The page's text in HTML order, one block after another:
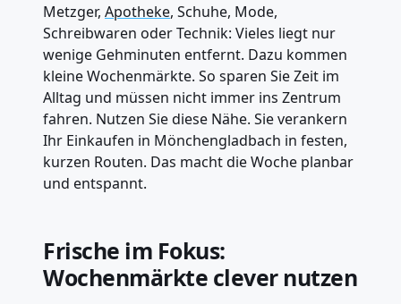
Metzger, Apotheke, Schuhe, Mode,
Schreibwaren oder Technik: Vieles liegt nur
wenige Gehminuten entfernt. Dazu kommen
kleine Wochenmärkte. So sparen Sie Zeit im
Alltag und müssen nicht immer ins Zentrum
fahren. Nutzen Sie diese Nähe. Sie verankern
Ihr Einkaufen in Mönchengladbach in festen,
kurzen Routen. Das macht die Woche planbar
und entspannt.
Frische im Fokus:
Wochenmärkte clever nutzen